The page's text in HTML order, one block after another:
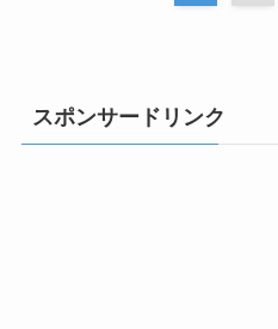
スポンサードリンク